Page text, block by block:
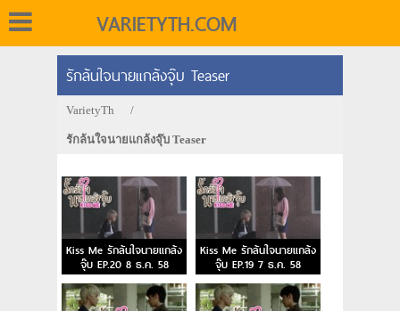
VARIETYTH.COM
รักล้นใจนายแกล้งจุ๊บ Teaser
VarietyTh /
รักล้นใจนายแกล้งจุ๊บ Teaser
Kiss Me รักล้นใจนายแกล้ง
จุ๊บ EP.20 8 ธ.ค. 58
Kiss Me รักล้นใจนายแกล้ง
จุ๊บ EP.19 7 ธ.ค. 58